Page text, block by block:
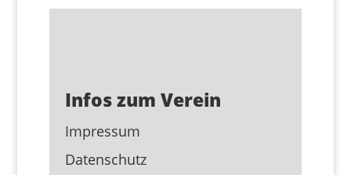
Infos zum Verein
Impressum
Datenschutz